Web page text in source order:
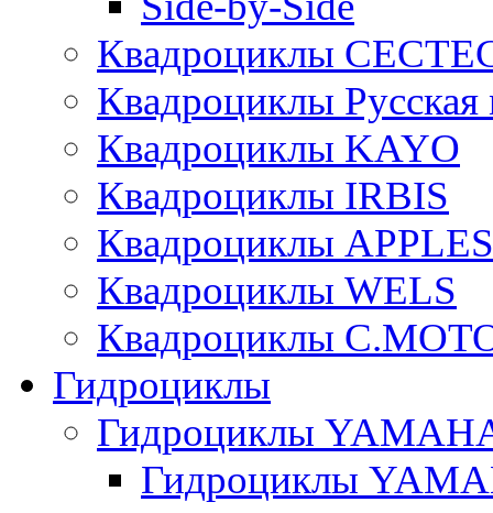
Квадроциклы
Квадроциклы Русская
Квадроциклы KAYO
Квадроциклы IRBIS
Квадроциклы
Квадроциклы WELS
Квадроциклы
Гидроциклы
Гидроциклы
Гидроциклы